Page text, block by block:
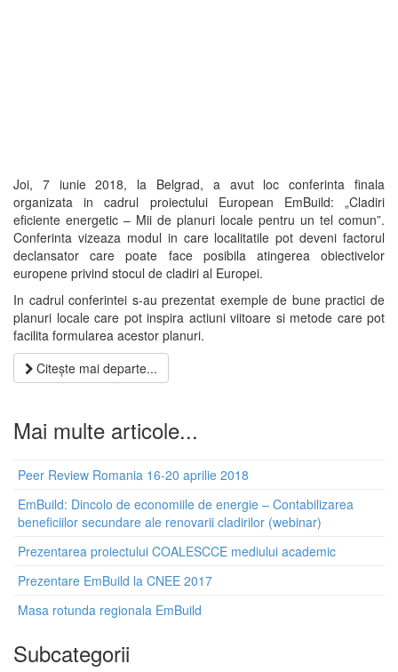
Joi, 7 iunie 2018, la Belgrad, a avut loc conferinta finala
organizata in cadrul proiectului European EmBuild: „Cladiri
eficiente energetic – Mii de planuri locale pentru un tel comun”.
Conferinta vizeaza modul in care localitatile pot deveni factorul
declansator care poate face posibila atingerea obiectivelor
europene privind stocul de cladiri al Europei.
In cadrul conferintei s-au prezentat exemple de bune practici de
planuri locale care pot inspira actiuni viitoare si metode care pot
facilita formularea acestor planuri.
Citește mai departe...
Mai multe articole...
Peer Review Romania 16-20 aprilie 2018
EmBuild: Dincolo de economiile de energie – Contabilizarea
beneficiilor secundare ale renovarii cladirilor (webinar)
Prezentarea proiectului COALESCCE mediului academic
Prezentare EmBuild la CNEE 2017
Masa rotunda regionala EmBuild
Subcategorii